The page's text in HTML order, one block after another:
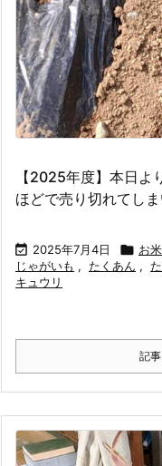
【2025年度】本日よ
ほどで売り切れてし
 2025年7月4日  お米
じゃがいも , たくあん ,
キュウリ
記